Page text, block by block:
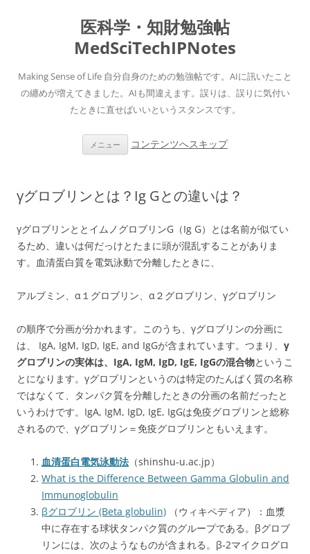
医科学・知財勉強帖
MedSciTechIPNotes
Making Sense of Life 自分自身のための勉強帖です。AIに訊いたこと
の纏めが増えてきました。AIも間違えます。誤りは、誤りに気付い
たときに直せばいいというスタンスです。
メニュー コンテンツへスキップ
γグロブリンとは？Ig Gとの違いは？
γグロブリンととイムノグロブリンG（Ig G）とは名前が似てい
るため、違いは何だっけとたまに頭が混乱することがありま
す。血清蛋白質を電気泳動で分離したときに、
アルブミン、α１グロブリン、α２グロブリン、γグロブリン
の順序で分画が分かれます。このうち、γグロブリンの分画に
は、 IgA, IgM, IgD, IgE, and IgGが含まれています。つまり、 γ
グロブリンの実体は、IgA, IgM, IgD, IgE, IgGの混合物というこ
とになります。γグロブリンというのは特定のたんぱく質の名称
ではなくて、タンパク質を分離したときの分画の名前だったと
いうわけです。IgA, IgM, IgD, IgE, IgGは免疫グロブリンと総称
されるので、γグロブリン＝免疫グロブリンともいえます。
血清蛋白電気泳動法 （shinshu-u.ac.jp）
What is the Difference Between Gamma Globulin and
Immunoglobulin
βグロブリン (Beta globulin) （ウィキペディア）：血漿
中に存在する球状タンパク質のグループである。βグロブ
リンには、次のようなものが含まれる。β-2マイクログロ